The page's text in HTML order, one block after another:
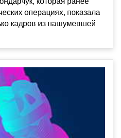
операциях, показала
кадров из нашумевшей